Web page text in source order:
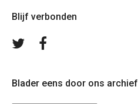
Blijf verbonden
Volg
Blader eens door ons archief